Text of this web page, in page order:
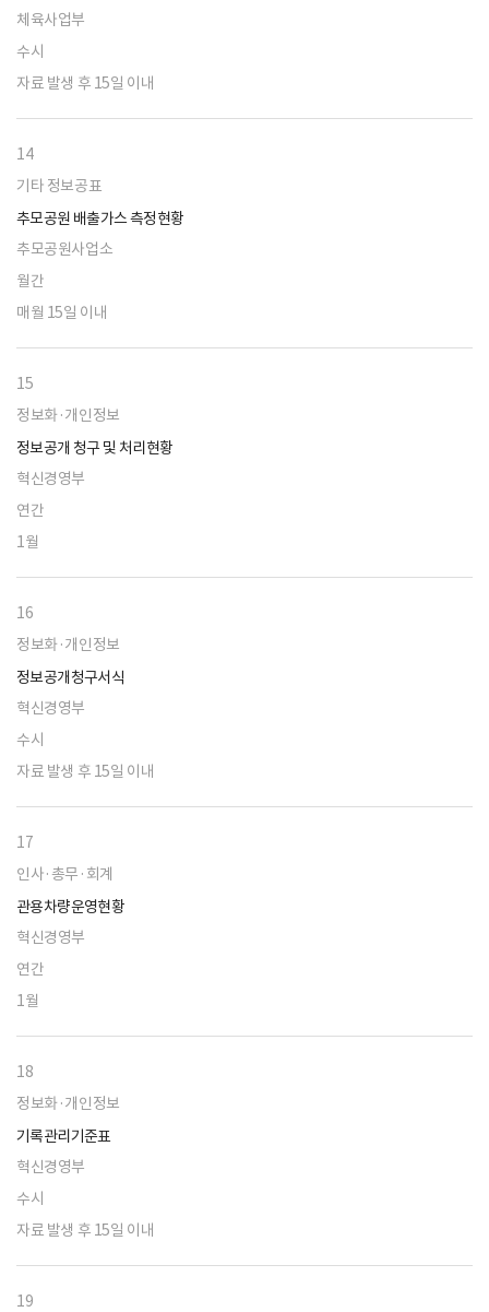
체육사업부
수시
자료 발생 후 15일 이내
14
기타 정보공표
추모공원 배출가스 측정현황
추모공원사업소
월간
매월 15일 이내
15
정보화·개인정보
정보공개 청구 및 처리현황
혁신경영부
연간
1월
16
정보화·개인정보
정보공개청구서식
혁신경영부
수시
자료 발생 후 15일 이내
17
인사·총무·회계
관용차량운영현황
혁신경영부
연간
1월
18
정보화·개인정보
기록관리기준표
혁신경영부
수시
자료 발생 후 15일 이내
19